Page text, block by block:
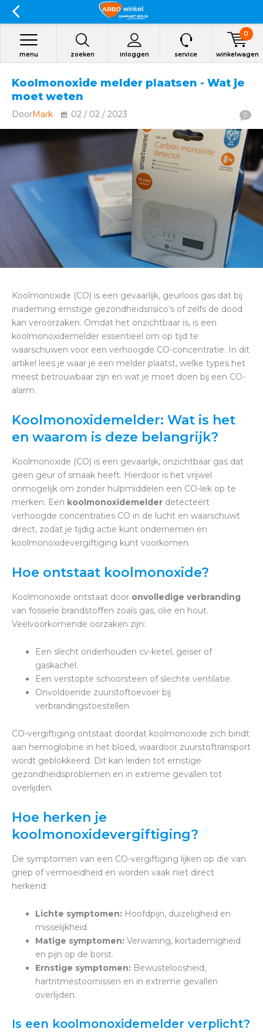
zoeken inloggen
menu service winkelwagen
0
Koolmonoxide melder plaatsen - Wat je
moet weten
DoorMark 02 / 02 / 2023 0
Koolmonoxide (CO) is een gevaarlijk, geurloos gas dat bij
inademing ernstige gezondheidsrisico’s of zelfs de dood
kan veroorzaken. Omdat het onzichtbaar is, is een
koolmonoxidemelder essentieel om op tijd te
waarschuwen voor een verhoogde CO-concentratie. In dit
artikel lees je waar je een melder plaatst, welke types het
meest betrouwbaar zijn en wat je moet doen bij een CO-
alarm
Koolmonoxidemelder: Wat is het
en waarom is deze belangrijk?
Koolmonoxide (CO) is een gevaarlijk, onzichtbaar gas dat
geen geur of smaak heeft. Hierdoor is het vrijwel
onmogelijk om zonder hulpmiddelen een CO-lek op te
merken. Een koolmonoxidemelder detecteert
verhoogde concentraties CO in de lucht en waarschuwt
direct, zodat je tijdig actie kunt ondernemen en
koolmonoxidevergiftiging kunt voorkomen.
Hoe ontstaat koolmonoxide?
Koolmonoxide ontstaat door onvolledige verbranding
van fossiele brandstoffen zoals gas, olie en hout.
Veelvoorkomende oorzaken zijn:
Een slecht onderhouden cv-ketel, geiser of
gaskachel.
Een verstopte schoorsteen of slechte ventilatie.
Onvoldoende zuurstoftoevoer bij
verbrandingstoestellen.
CO-vergiftiging ontstaat doordat koolmonoxide zich bindt
aan hemoglobine in het bloed, waardoor zuurstoftransport
wordt geblokkeerd. Dit kan leiden tot ernstige
gezondheidsproblemen en in extreme gevallen tot
overlijden.
Hoe herken je
koolmonoxidevergiftiging?
De symptomen van een CO-vergiftiging lijken op die van
griep of vermoeidheid en worden vaak niet direct
herkend:
Lichte symptomen: Hoofdpijn, duizeligheid en
misselijkheid.
Matige symptomen: Verwarring, kortademigheid
en pijn op de borst.
Ernstige symptomen: Bewusteloosheid,
hartritmestoornissen en in extreme gevallen
overlijden.
Is een koolmonoxidemelder verplicht?